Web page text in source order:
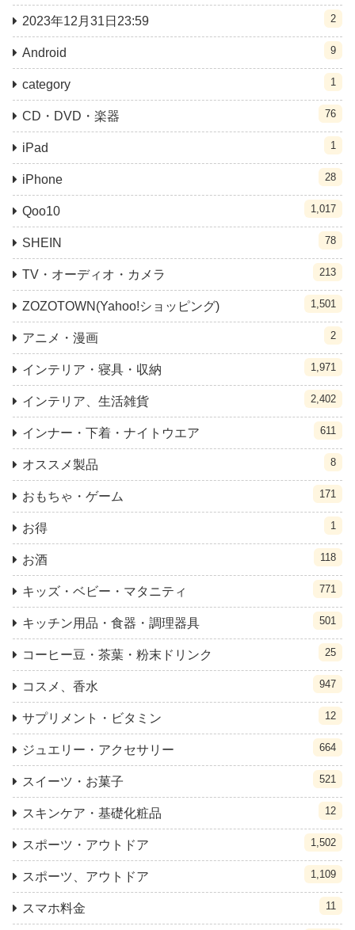
2023年12月31日23:59 2
Android 9
category 1
CD・DVD・楽器 76
iPad 1
iPhone 28
Qoo10 1,017
SHEIN 78
TV・オーディオ・カメラ 213
ZOZOTOWN(Yahoo!ショッピング) 1,501
アニメ・漫画 2
インテリア・寝具・収納 1,971
インテリア、生活雑貨 2,402
インナー・下着・ナイトウエア 611
オススメ製品 8
おもちゃ・ゲーム 171
お得 1
お酒 118
キッズ・ベビー・マタニティ 771
キッチン用品・食器・調理器具 501
コーヒー豆・茶葉・粉末ドリンク 25
コスメ、香水 947
サプリメント・ビタミン 12
ジュエリー・アクセサリー 664
スイーツ・お菓子 521
スキンケア・基礎化粧品 12
スポーツ・アウトドア 1,502
スポーツ、アウトドア 1,109
スマホ料金 11